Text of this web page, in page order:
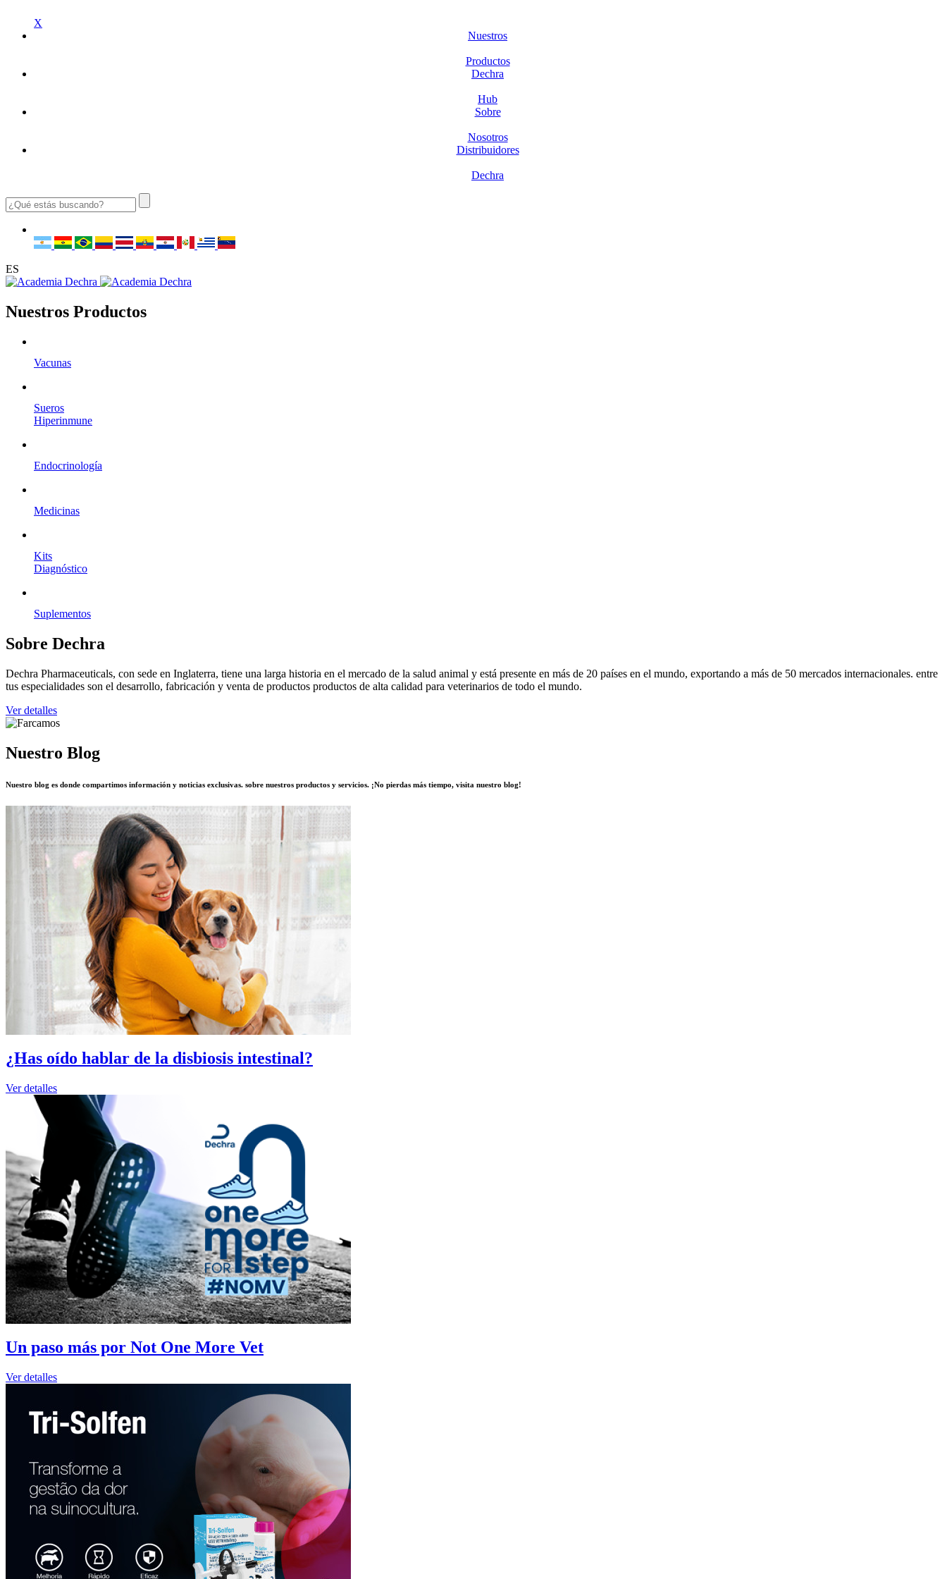
X
Nuestros
Productos
Dechra
Hub
Sobre
Nosotros
Distribuidores
Dechra
ES
Nuestros Productos
Vacunas
Sueros
Hiperinmune
Endocrinología
Medicinas
Kits
Diagnóstico
Suplementos
Sobre Dechra
Dechra Pharmaceuticals, con sede en Inglaterra, tiene una larga historia en el mercado de la salud animal y está presente en más de 20 países en el mundo, exportando a más de 50 mercados internacionales. entre
tus especialidades son el desarrollo, fabricación y venta de productos productos de alta calidad para veterinarios de todo el mundo.
Ver detalles
Nuestro Blog
Nuestro blog es donde compartimos información y noticias exclusivas. sobre nuestros productos y servicios. ¡No pierdas más tiempo, visita nuestro blog!
¿Has oído hablar de la disbiosis intestinal?
Ver detalles
Un paso más por Not One More Vet
Ver detalles